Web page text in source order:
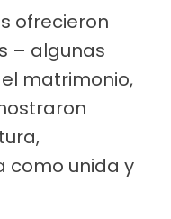
ofrecieron
– algunas
matrimonio,
como unida y